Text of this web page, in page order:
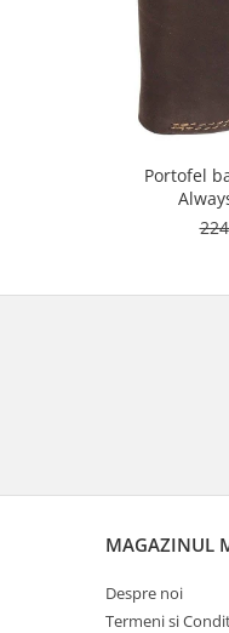
Portofel
MAGAZINUL
Despre noi
Termeni si